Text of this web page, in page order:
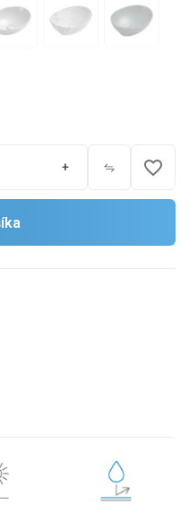
+ favorite_border